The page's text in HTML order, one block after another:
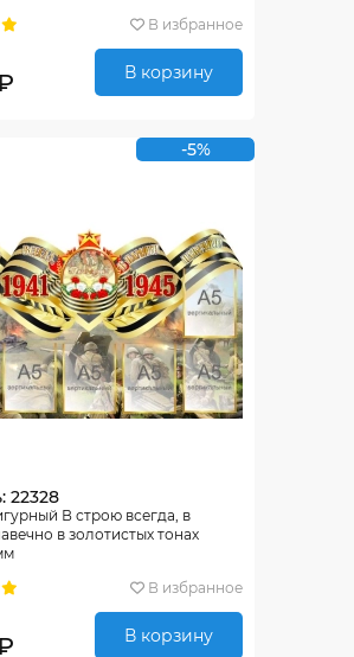
В избранное
В корзину
-5%
22328
В строю всегда, в
в золотистых тонах
В избранное
В корзину